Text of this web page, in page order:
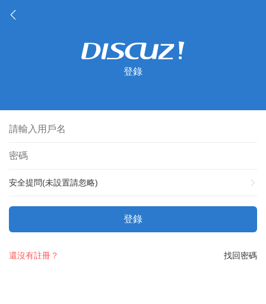
登錄
安全提問(未設置請忽略)
登錄
找回密碼
還沒有註冊？